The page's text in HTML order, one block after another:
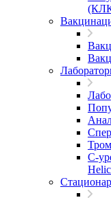
С-
Стационар